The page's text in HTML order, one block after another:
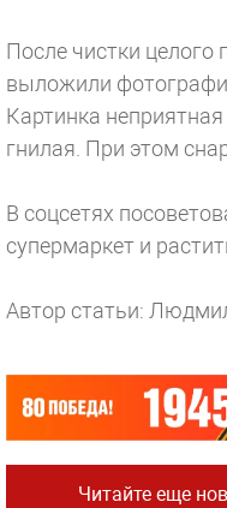
После чистки целого
выложили
Картинка
гнилая. При этом
В соцсетях
супермаркет и
Автор статьи:
Читайте еще